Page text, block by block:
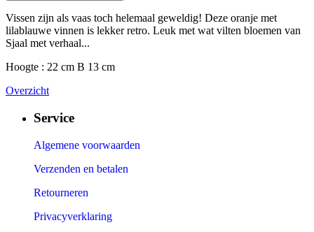
Vissen zijn als vaas toch helemaal geweldig! Deze oranje met
lilablauwe vinnen is lekker retro. Leuk met wat vilten bloemen van
Sjaal met verhaal...
Hoogte : 22 cm B 13 cm
Overzicht
Service
Algemene voorwaarden
Verzenden en betalen
Retourneren
Privacyverklaring